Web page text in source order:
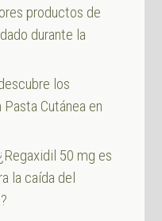
productos de
durante la
los
Cutánea en
50 mg es
la caída del